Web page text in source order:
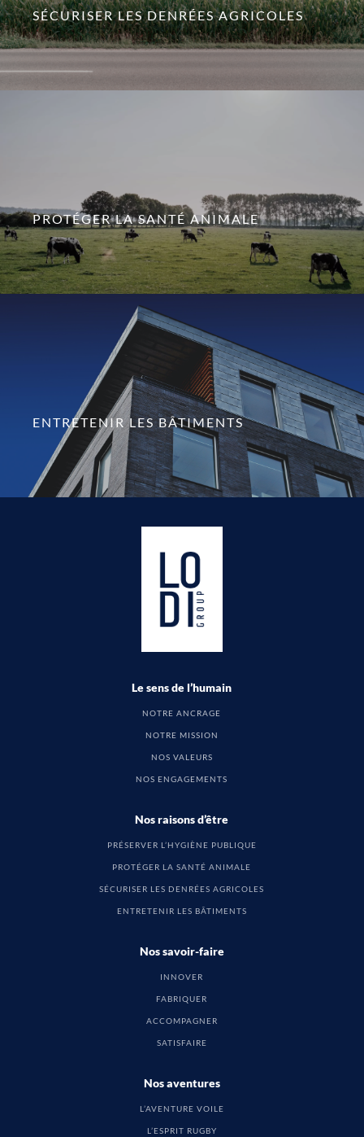
SÉCURISER LES DENRÉES AGRICOLES
PROTÉGER LA SANTÉ ANIMALE
ENTRETENIR LES BÂTIMENTS
Le sens de l’humain
NOTRE ANCRAGE
NOTRE MISSION
NOS VALEURS
NOS ENGAGEMENTS
Nos raisons d’être
PRÉSERVER L’HYGIÈNE PUBLIQUE
PROTÉGER LA SANTÉ ANIMALE
SÉCURISER LES DENRÉES AGRICOLES
ENTRETENIR LES BÂTIMENTS
Nos savoir-faire
INNOVER
FABRIQUER
ACCOMPAGNER
SATISFAIRE
Nos aventures
L’AVENTURE VOILE
L’ESPRIT RUGBY